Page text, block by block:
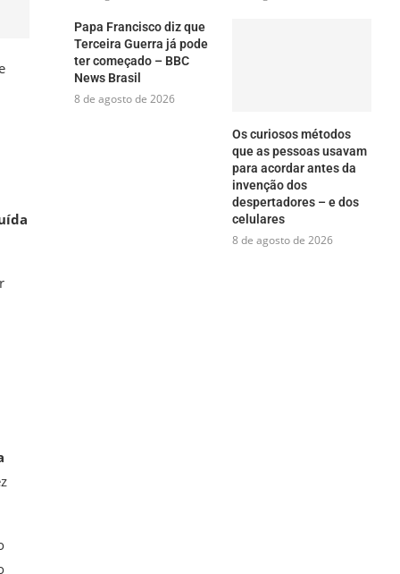
Papa Francisco diz que
Terceira Guerra já pode
ter começado – BBC
News Brasil
8 de agosto de 2026
Os curiosos métodos
que as pessoas usavam
para acordar antes da
invenção dos
despertadores – e dos
celulares
8 de agosto de 2026